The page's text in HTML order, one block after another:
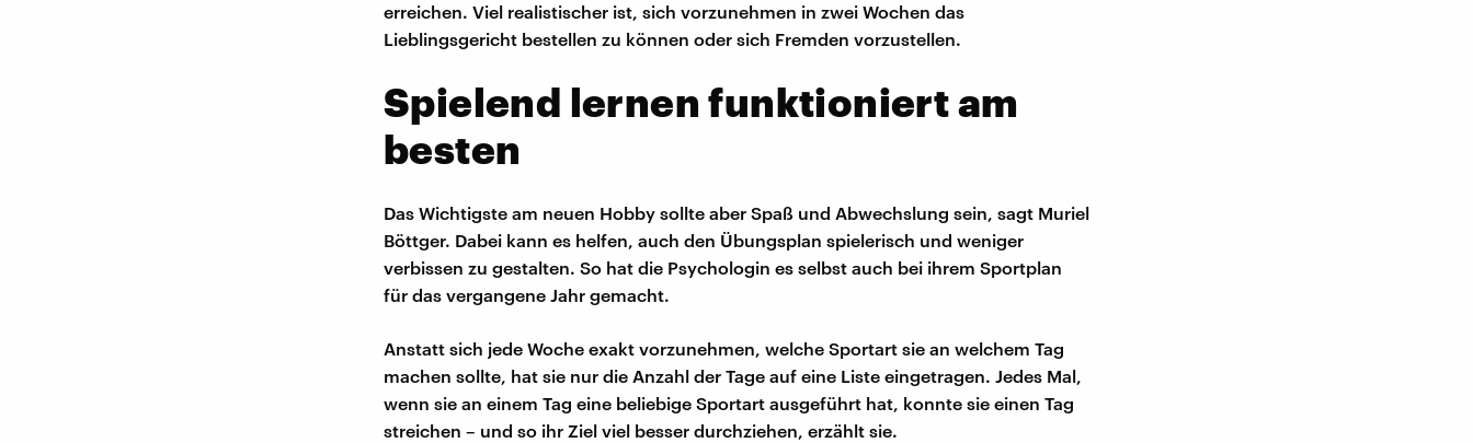
erreichen. Viel realistischer ist, sich vorzunehmen in zwei Wochen das
Lieblingsgericht bestellen zu können oder sich Fremden vorzustellen.
Spielend lernen funktioniert am
besten
Das Wichtigste am neuen Hobby sollte aber Spaß und Abwechslung sein, sagt Muriel
Böttger. Dabei kann es helfen, auch den Übungsplan spielerisch und weniger
verbissen zu gestalten. So hat die Psychologin es selbst auch bei ihrem Sportplan
für das vergangene Jahr gemacht.
Anstatt sich jede Woche exakt vorzunehmen, welche Sportart sie an welchem Tag
machen sollte, hat sie nur die Anzahl der Tage auf eine Liste eingetragen. Jedes Mal,
wenn sie an einem Tag eine beliebige Sportart ausgeführt hat, konnte sie einen Tag
streichen – und so ihr Ziel viel besser durchziehen, erzählt sie.